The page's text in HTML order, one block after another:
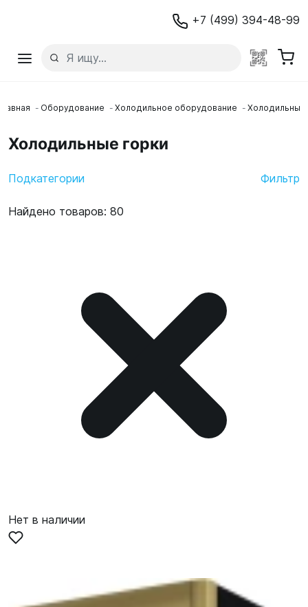
+7 (499) 394-48-99
Оборудование Холодильное оборудование Холодильные
Холодильные горки
Подкатегории Фильтр
Найдено товаров: 80
Нет в наличии